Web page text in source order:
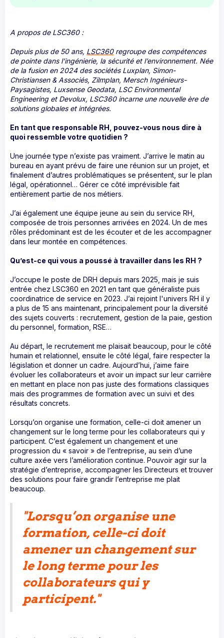
A propos de LSC360 :
Depuis plus de 50 ans, LSC360regroupe des compétences
de pointe dans l’ingénierie, la sécurité et l’environnement. Née
de la fusion en 2024 des sociétés Luxplan, Simon-
Christiansen & Associés, Zilmplan, Mersch Ingénieurs-
Paysagistes, Luxsense Geodata, LSC Environmental
Engineering et Devolux, LSC360 incarne une nouvelle ère de
solutions globales et intégrées.
En tant que responsable RH, pouvez-vous nous dire à
quoi ressemble votre quotidien ?
Une journée type n’existe pas vraiment. J’arrive le matin au
bureau en ayant prévu de faire une réunion sur un projet, et
finalement d’autres problématiques se présentent, sur le plan
légal, opérationnel… Gérer ce côté imprévisible fait
entièrement partie de nos métiers.
J’ai également une équipe jeune au sein du service RH,
composée de trois personnes arrivées en 2024. Un de mes
rôles prédominant est de les écouter et de les accompagner
dans leur montée en compétences.
Qu’est-ce qui vous a poussé à travailler dans les RH ?
J’occupe le poste de DRH depuis mars 2025, mais je suis
entrée chez LSC360 en 2021 en tant que généraliste puis
coordinatrice de service en 2023. J’ai rejoint l'univers RH il y
a plus de 15 ans maintenant, principalement pour la diversité
des sujets couverts : recrutement, gestion de la paie, gestion
du personnel, formation, RSE…
Au départ, le recrutement me plaisait beaucoup, pour le côté
humain et relationnel, ensuite le côté légal, faire respecter la
législation et donner un cadre. Aujourd’hui, j’aime faire
évoluer les collaborateurs et avoir un impact sur leur carrière
en mettant en place non pas juste des formations classiques
mais des programmes de formation avec un suivi et des
résultats concrets.
Lorsqu’on organise une formation, celle-ci doit amener un
changement sur le long terme pour les collaborateurs qui y
participent. C’est également un changement et une
progression du « savoir » de l’entreprise, au sein d’une
culture axée vers l’amélioration continue. Pouvoir agir sur la
stratégie d’entreprise, accompagner les Directeurs et trouver
des solutions pour faire grandir l’entreprise me plait
beaucoup.
"Lorsqu’on organise une
formation, celle-ci doit
amener un changement sur
le long terme pour les
collaborateurs qui y
participent."